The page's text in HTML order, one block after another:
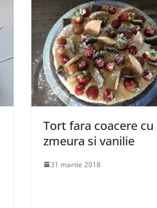
Tort fara coacere cu
zmeura si vanilie
31 martie 2018